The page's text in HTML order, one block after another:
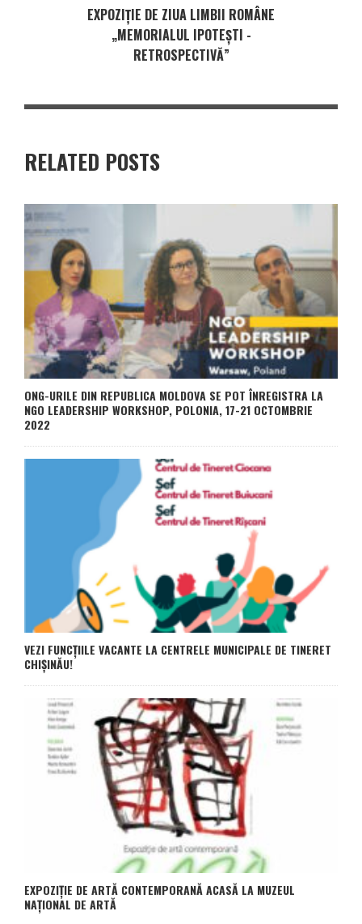
EXPOZIȚIE DE ZIUA LIMBII ROMÂNE
„MEMORIALUL IPOTEȘTI -
RETROSPECTIVĂ”
RELATED POSTS
ONG-URILE DIN REPUBLICA MOLDOVA SE POT ÎNREGISTRA LA
NGO LEADERSHIP WORKSHOP, POLONIA, 17-21 OCTOMBRIE
2022
VEZI FUNCȚIILE VACANTE LA CENTRELE MUNICIPALE DE TINERET
CHIȘINĂU!
EXPOZIȚIE DE ARTĂ CONTEMPORANĂ ACASĂ LA MUZEUL
NAȚIONAL DE ARTĂ